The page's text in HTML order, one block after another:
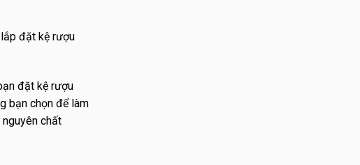
đặt kệ rượu
đặt kệ rượu
bạn chọn để làm
chất